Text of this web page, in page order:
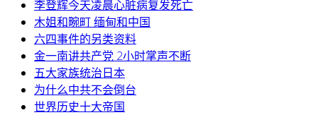
李登辉今天凌晨心脏病复发死亡
木姐和畹町 缅甸和中国
六四事件的另类资料
金一南讲共产党 2小时掌声不断
五大家族统治日本
为什么中共不会倒台
世界历史十大帝国